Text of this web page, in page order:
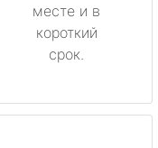
месте и в
короткий
срок.